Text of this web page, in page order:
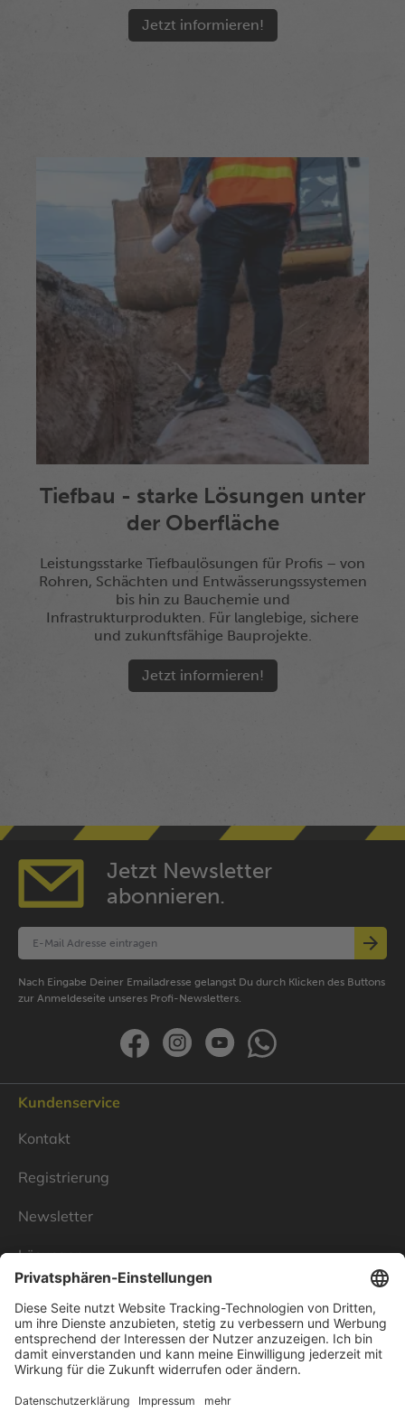
Jetzt informieren!
Tiefbau - starke Lösungen unter
der Oberfläche
Leistungsstarke Tiefbaulösungen für Profis – von
Rohren, Schächten und Entwässerungssystemen
bis hin zu Bauchemie und
Infrastrukturprodukten. Für langlebige, sichere
und zukunftsfähige Bauprojekte.
Jetzt informieren!
Jetzt Newsletter
abonnieren.
Nach Eingabe Deiner Emailadresse gelangst Du durch Klicken des Buttons
zur Anmeldeseite unseres Profi-Newsletters.
Kundenservice
Kontakt
Registrierung
Newsletter
Lösungen
Über Linnenbecker
Unsere Standorte
Unternehmen